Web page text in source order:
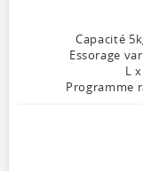
Capacité
Essorage
L
Programme